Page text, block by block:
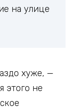
на улице
хуже, —
этого не